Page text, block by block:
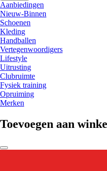
Aanbiedingen
Nieuw-Binnen
Schoenen
Kleding
Handballen
Vertegenwoordigers
Lifestyle
Uitrusting
Clubruimte
Fysiek training
Opruiming
Merken
Toevoegen aan